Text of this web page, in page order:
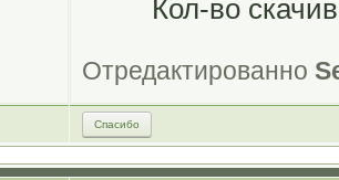
Кол-во
Отредактированно
Спасибо